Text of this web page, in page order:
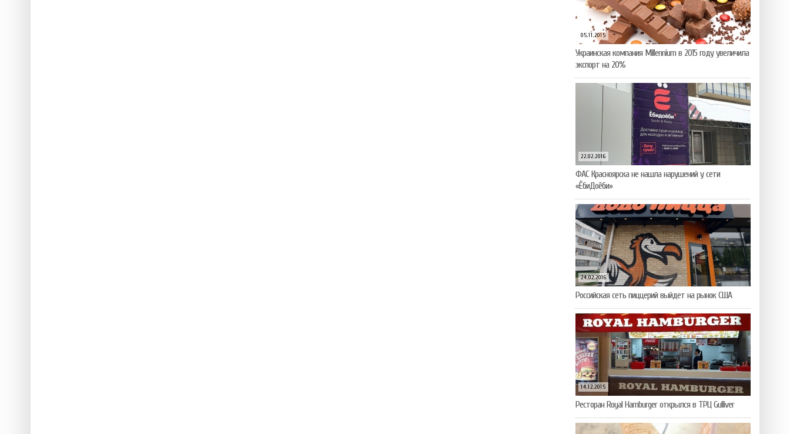
05.11.2015
Украинская компания Millennium в 2015 году увеличила
экспорт на 20%
22.02.2016
ФАС Красноярска не нашла нарушений у сети
«ЁбиДоёби»
24.02.2016
Российская сеть пиццерий выйдет на рынок США
14.12.2015
Ресторан Royal Hamburger открылся в ТРЦ Gulliver